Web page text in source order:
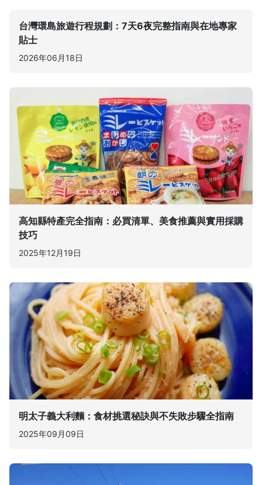
台灣環島旅遊行程規劃：7天6夜完整指南與在地專家
貼士
2026年06月18日
高知縣特產完全指南：必買清單、美食推薦與實用採購
技巧
2025年12月19日
明太子義大利麵：食材挑選秘訣與不失敗步驟全指南
2025年09月09日